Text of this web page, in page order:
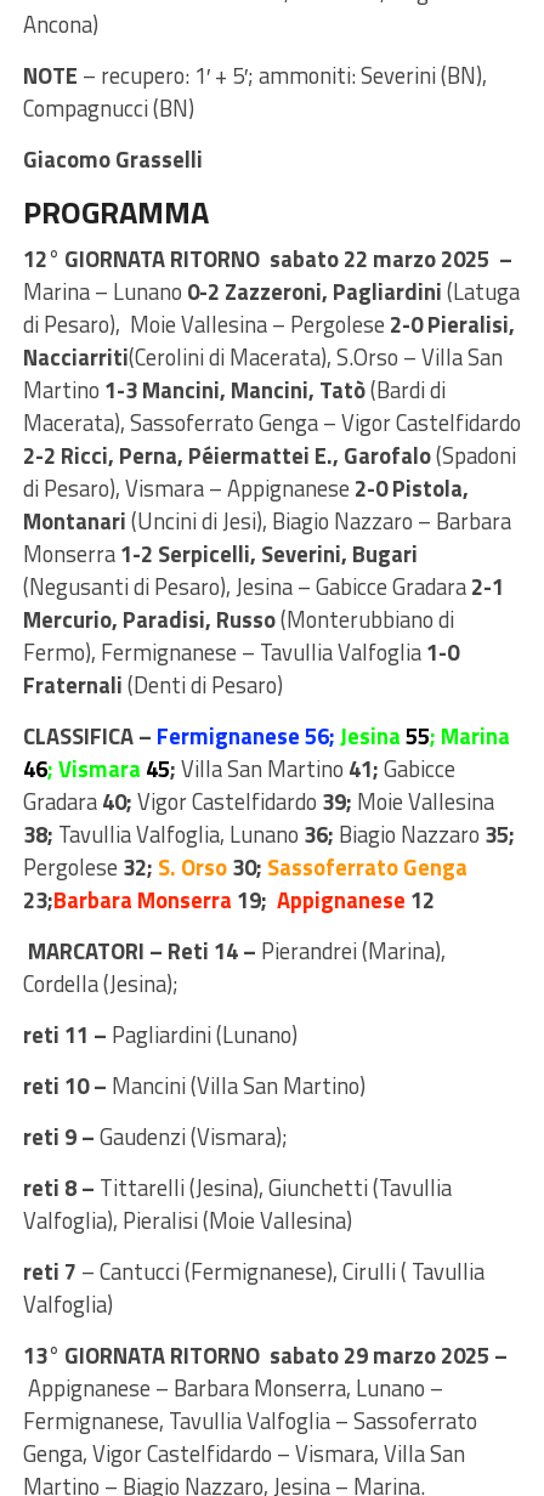
Ancona)
NOTE – recupero: 1′ + 5′; ammoniti: Severini (BN),
Compagnucci (BN)
Giacomo Grasselli
PROGRAMMA
12° GIORNATA RITORNO sabato 22 marzo 2025 –
Marina – Lunano 0-2 Zazzeroni, Pagliardini(Latuga
di Pesaro), Moie Vallesina – Pergolese 2-0 Pieralisi,
Nacciarriti(Cerolini di Macerata), S.Orso – Villa San
Martino 1-3 Mancini, Mancini, Tatò(Bardi di
Macerata), Sassoferrato Genga – Vigor Castelfidardo
2-2 Ricci, Perna, Péiermattei E., Garofalo(Spadoni
di Pesaro), Vismara – Appignanese 2-0 Pistola,
Montanari(Uncini di Jesi), Biagio Nazzaro – Barbara
Monserra1-2 Serpicelli, Severini, Bugari
(Negusanti di Pesaro), Jesina – Gabicce Gradara2-1
Mercurio, Paradisi, Russo(Monterubbiano di
Fermo), Fermignanese – Tavullia Valfoglia1-0
Fraternali(Denti di Pesaro)
CLASSIFICA – Fermignanese 56;Jesina55; Marina
46; Vismara 45;Villa San Martino 41;Gabicce
Gradara40;Vigor Castelfidardo 39; Moie Vallesina
38; Tavullia Valfoglia, Lunano 36; Biagio Nazzaro 35;
Pergolese 32; S. Orso30; SassoferratoGenga
23;Barbara Monserra 19; Appignanese 12
MARCATORI – Reti 14 – Pierandrei (Marina),
Cordella (Jesina);
reti 11 – Pagliardini (Lunano)
reti 10 – Mancini (Villa San Martino)
reti 9 –Gaudenzi (Vismara);
reti 8 – Tittarelli (Jesina), Giunchetti (Tavullia
Valfoglia), Pieralisi (Moie Vallesina)
reti 7 – Cantucci (Fermignanese), Cirulli ( Tavullia
Valfoglia)
13° GIORNATA RITORNO sabato 29 marzo 2025 –
Appignanese – Barbara Monserra, Lunano –
Fermignanese, Tavullia Valfoglia – Sassoferrato
Genga, Vigor Castelfidardo – Vismara, Villa San
Martino – Biagio Nazzaro, Jesina – Marina.